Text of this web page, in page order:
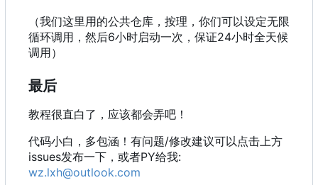
（我们这里用的公共仓库，按理，你们可以设定无限
循环调用，然后6小时启动一次，保证24小时全天候
调用）
最后
教程很直白了，应该都会弄吧！
代码小白，多包涵！有问题/修改建议可以点击上方
issues发布一下，或者PY给我:
wz.lxh@outlook.com